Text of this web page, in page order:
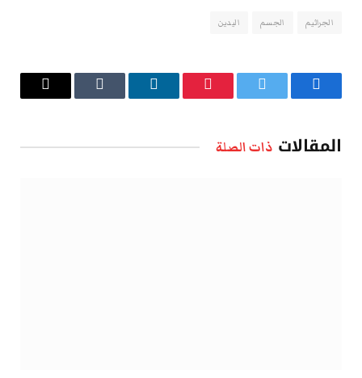
الجراثيم الجسم اليدين
فيسبوك تويتر بينتيريستلينكدإن Tumblr
البريد
المقالات ذات الصلة